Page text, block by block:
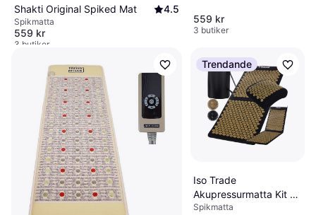
Shakti Original Spiked Mat 4.5
Spikmatta
559 kr
3 butiker
559 kr
3 butiker
Trendande
Iso Trade
Akupressurmatta Kit 4-
Delar
Spikmatta